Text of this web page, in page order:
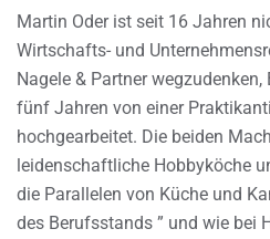
Martin Oder ist seit 16 Jahren
Wirtschafts- und
Nagele & Partner
fünf Jahren von einer
hochgearbeitet. Die beiden
leidenschaftliche Hobbyköche
die Parallelen von Küche und
des Berufsstands ” und wie bei